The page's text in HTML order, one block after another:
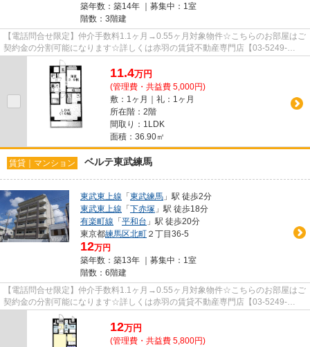
築年数：築14年 ｜募集中： 1室
階数：3階建
【電話問合せ限定】仲介手数料1.1ヶ月→0.55ヶ月対象物件☆こちらのお部屋はご
契約金の分割可能になります☆詳しくは赤羽の賃貸不動産専門店【03-5249-
4177】VISION赤羽店までご連絡下さ...
11.4万円
(管理費・共益費 5,000円)
敷：1ヶ月｜礼：1ヶ月
所在階：2階
間取り：1LDK
面積：36.90㎡
賃貸｜マンション ベルテ東武練馬
東武東上線 「東武練馬 」駅 徒歩2分
東武東上線 「下赤塚 」駅 徒歩18分
有楽町線 「平和台 」駅 徒歩20分
東京都練馬区北町 ２丁目36-5
12万円
築年数：築13年 ｜募集中： 1室
階数：6階建
【電話問合せ限定】仲介手数料1.1ヶ月→0.55ヶ月対象物件☆こちらのお部屋はご
契約金の分割可能になります☆詳しくは赤羽の賃貸不動産専門店【03-5249-
4177】VISION赤羽店までご連絡下さ...
12万円
(管理費・共益費 5,800円)